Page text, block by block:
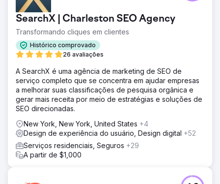
SearchX | Charleston SEO Agency
Transformando cliques em clientes
Histórico comprovado
26 avaliações
A SearchX é uma agência de marketing de SEO de
serviço completo que se concentra em ajudar empresas
a melhorar suas classificações de pesquisa orgânica e
gerar mais receita por meio de estratégias e soluções de
SEO direcionadas.
New York, New York, United States +4
Design de experiência do usuário, Design digital +52
Serviços residenciais, Seguros +29
A partir de $1,000